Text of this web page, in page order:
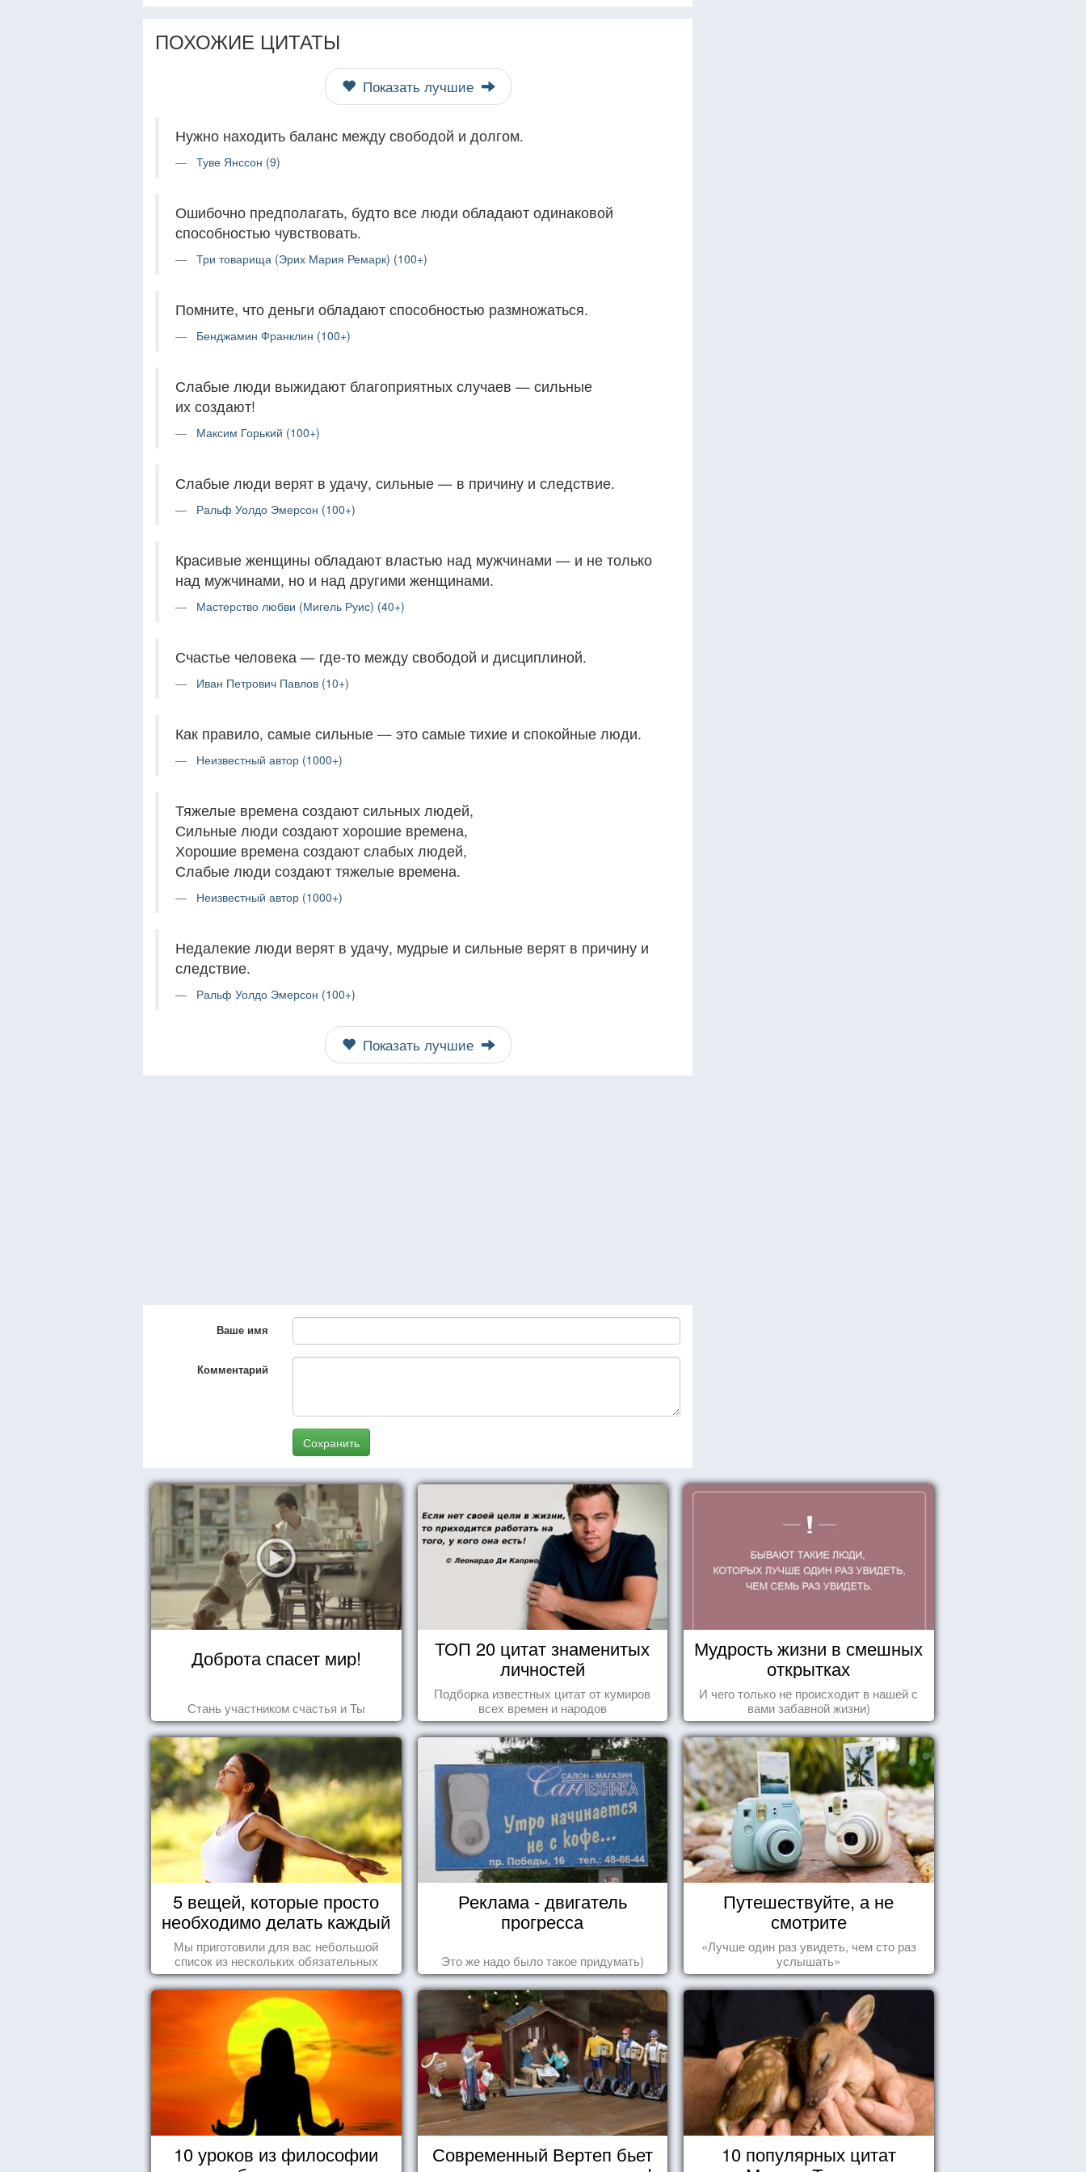
ПОХОЖИЕ ЦИТАТЫ
Показать лучшие
Нужно находить баланс между свободой и долгом.
Туве Янссон (9)
Ошибочно предполагать, будто все люди обладают одинаковой
способностью чувствовать.
Три товарища (Эрих Мария Ремарк) (100+)
Помните, что деньги обладают способностью размножаться.
Бенджамин Франклин (100+)
Слабые люди выжидают благоприятных случаев — сильные
их создают!
Максим Горький (100+)
Слабые люди верят в удачу, сильные — в причину и следствие.
Ральф Уолдо Эмерсон (100+)
Красивые женщины обладают властью над мужчинами — и не только
над мужчинами, но и над другими женщинами.
Мастерство любви (Мигель Руис) (40+)
Счастье человека — где-то между свободой и дисциплиной.
Иван Петрович Павлов (10+)
Как правило, самые сильные — это самые тихие и спокойные люди.
Неизвестный автор (1000+)
Тяжелые времена создают сильных людей,
Сильные люди создают хорошие времена,
Хорошие времена создают слабых людей,
Слабые люди создают тяжелые времена.
Неизвестный автор (1000+)
Недалекие люди верят в удачу, мудрые и сильные верят в причину и
следствие.
Ральф Уолдо Эмерсон (100+)
Показать лучшие
Ваше имя
Комментарий
Сохранить
Доброта спасет мир!
Стань участником счастья и Ты
ТОП 20 цитат знаменитых
личностей
Подборка известных цитат от кумиров
всех времен и народов
Мудрость жизни в смешных
открытках
И чего только не происходит в нашей с
вами забавной жизни)
5 вещей, которые просто
необходимо делать каждый
день
Мы приготовили для вас небольшой
список из нескольких обязательных
вещей, которые должны стать частью
вашего дня.
Реклама - двигатель
прогресса
Это же надо было такое придумать)
Путешествуйте, а не
смотрите
«Лучше один раз увидеть, чем сто раз
услышать»
10 уроков из философии
Современный Вертеп бьет
10 популярных цитат